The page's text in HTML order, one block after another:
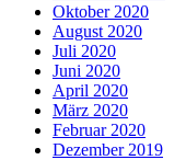
Oktober 2020
August 2020
Juli 2020
Juni 2020
April 2020
März 2020
Februar 2020
Dezember 2019